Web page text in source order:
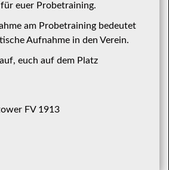
euer Probetraining.
am Probetraining bedeutet
Aufnahme in den Verein.
euch auf dem Platz
FV 1913